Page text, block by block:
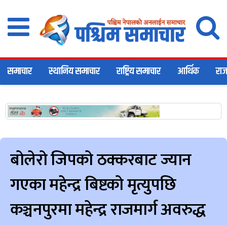
समाचार स्थानिय समाचार राष्ट्रिय समाचार आर्थिक
बोलेरो जिपको ठक्करबाट ज्यान
गएका महेन्द्र बिष्टको मृत्युपछि
कञ्चनपुरमा महेन्द्र राजमार्ग अवरुद्ध